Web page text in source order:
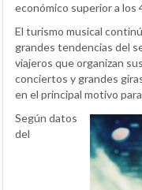
económico superior a los
El turismo musical
grandes tendencias del
viajeros que organizan
conciertos y grandes
en el principal motivo
Según datos
del